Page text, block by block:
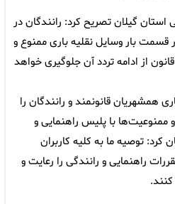
گیلان تصریح کرد: رانندگان در
بار وسایل نقلیه باری ممنوع و
از ادامه تردد آن جلوگیری خواهد
همشهریان قانونمند و رانندگان را
با پلیس راهنمایی و
کرد: توصیه ما به کلیه کاربران
راهنمایی و رانندگی را رعایت و